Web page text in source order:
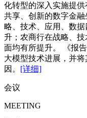
化转型的深入实施提供
共享、创新的数字金
略、技术、应用、数
升；农商行在战略、
面均有所提升。 《报
大模型技术进展，并
因。 [详细]
会议
MEETING